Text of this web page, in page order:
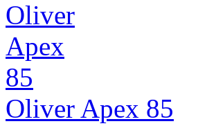
Oliver Apex 85